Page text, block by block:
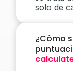
solo de
¿Cómo